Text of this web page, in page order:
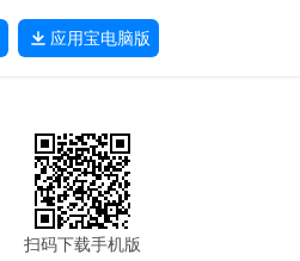
应用宝电脑版
扫码下载手机版